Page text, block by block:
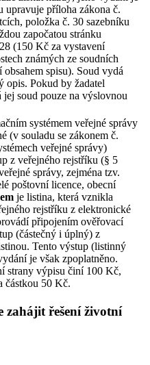
upravuje příloha zákona č.
položka č. 30 sazebníku
započatou stránku
(150 Kč za vystavení
známých ze soudních
spisu). Soud vydá
opis. Pokud by žadatel
soud pouze na výslovnou
systémem veřejné správy
(v souladu se zákonem č.
veřejné správy)
z veřejného rejstříku (§ 5
správy, zejména tzv.
poštovní licence, obecní
je listina, která vznikla
rejstříku z elektronické
připojením ověřovací
(částečný i úplný) z
Tento výstup (listinný
je však zpoplatněno.
strany výpisu činí 100 Kč,
částkou 50 Kč.
zahájit řešení životní